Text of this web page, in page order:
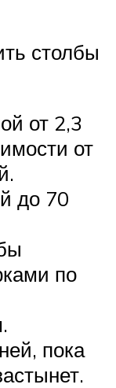
столбы
от 2,3
от
до 70
по
пока